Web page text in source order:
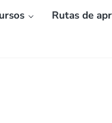
Rutas de